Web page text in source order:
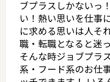
ブプラスしかないっ
い！熱い思いを仕事
に求める思いは人そ
職・転職となると迷
そんな時ジョブプラ
系・フード系のお仕